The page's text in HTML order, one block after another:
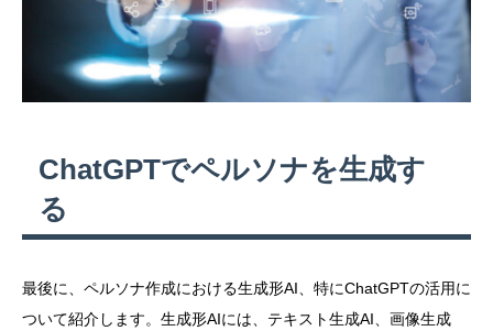
ChatGPTでペルソナを生成す
る
最後に、ペルソナ作成における生成形AI、特にChatGPTの活用に
ついて紹介します。生成形AIには、テキスト生成AI、画像生成